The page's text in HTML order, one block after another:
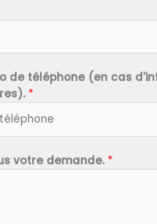
de téléphone (en cas
*
votre demande. *